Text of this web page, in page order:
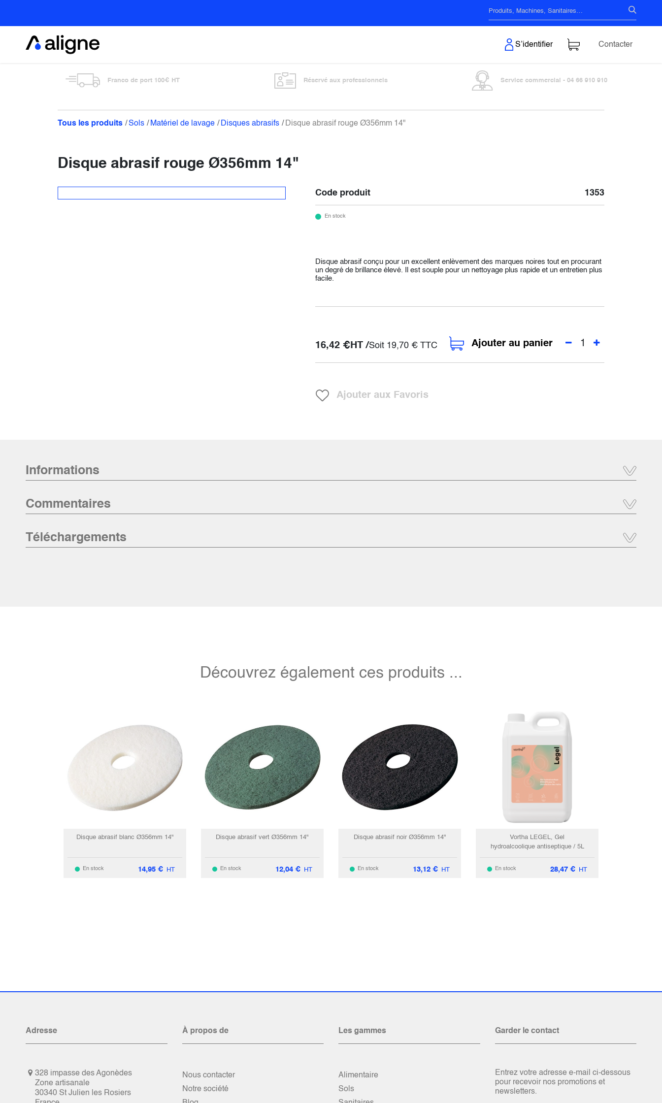
S’identifier Contacter
Franco de port 100€ HT Réservé aux professionnels Service commercial - 04 66 910 910
Tous les produits Sols Matériel de lavage Disques abrasifs Disque abrasif rouge Ø356mm 14"
Disque abrasif rouge Ø356mm 14"
Code produit 1353
En stock
Disque abrasif conçu pour un excellent enlèvement des marques noires tout en procurant
un degré de brillance élevé. Il est souple pour un nettoyage plus rapide et un entretien plus
facile.
16,42€ HT /Soit 19,70€TTC Ajouter au panier
Ajouter aux Favoris
Informations
Commentaires
Téléchargements
Découvrez également ces produits ...
Disque abrasif blanc Ø356mm 14"
En stock 14,95 € HT
Disque abrasif vert Ø356mm 14"
En stock 12,04 € HT
Disque abrasif noir Ø356mm 14"
En stock 13,12 € HT
Vortha LEGEL, Gel
hydroalcoolique antiseptique / 5L
En stock 28,47 € HT
Adresse
328 impasse des Agonèdes
Zone artisanale
30340 St Julien les Rosiers
À propos de
Nous contacter
Notre société
Les gammes
Alimentaire
Sols
Garder le contact
Entrez votre adresse e-mail ci-dessous
pour recevoir nos promotions et
newsletters.